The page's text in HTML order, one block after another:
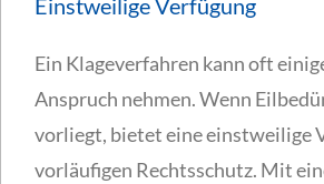
Einstweilige Verfügung
Ein Klageverfahren kann oft
Anspruch nehmen. Wenn
vorliegt, bietet eine einstweilige
vorläufigen Rechtsschutz. Mit